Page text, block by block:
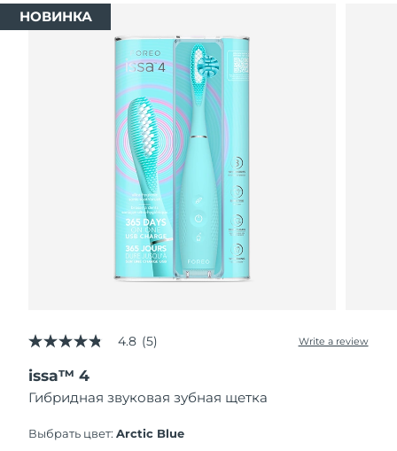
НОВИНКА
4.8
of
5
stars,
rating
4.8 (5) Write a review
issa™ 4
Гибридная звуковая зубная щетка
Выбрать цвет:Arctic Blue
Вьетнам